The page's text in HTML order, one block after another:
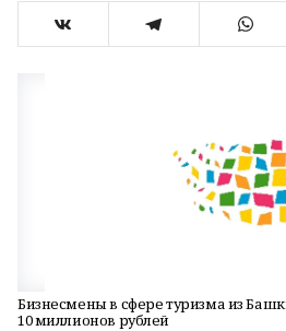
Бизнесмены в сфере туризма из
10 миллионов рублей